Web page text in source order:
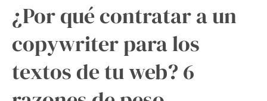
¿Por qué contratar a un
copywriter para los
textos de tu web? 6
web?
6
razones
peso